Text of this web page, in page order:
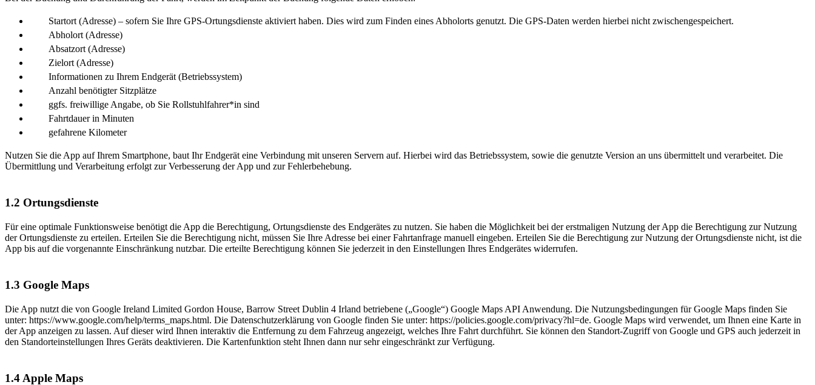
Startort (Adresse) – sofern Sie Ihre GPS-Ortungsdienste aktiviert haben. Dies wird zum Finden eines Abholorts genutzt. Die GPS-Daten werden hierbei nicht zwischengespeichert.
Abholort (Adresse)
Absatzort (Adresse)
Zielort (Adresse)
Informationen zu Ihrem Endgerät (Betriebssystem)
Anzahl benötigter Sitzplätze
ggfs. freiwillige Angabe, ob Sie Rollstuhlfahrer*in sind
Fahrtdauer in Minuten
gefahrene Kilometer
Nutzen Sie die App auf Ihrem Smartphone, baut Ihr Endgerät eine Verbindung mit unseren Servern auf. Hierbei wird das Betriebssystem, sowie die genutzte Version an uns übermittelt und verarbeitet. Die
Übermittlung und Verarbeitung erfolgt zur Verbesserung der App und zur Fehlerbehebung.
1.2 Ortungsdienste
Für eine optimale Funktionsweise benötigt die App die Berechtigung, Ortungsdienste des Endgerätes zu nutzen. Sie haben die Möglichkeit bei der erstmaligen Nutzung der App die Berechtigung zur Nutzung
der Ortungsdienste zu erteilen. Erteilen Sie die Berechtigung nicht, müssen Sie Ihre Adresse bei einer Fahrtanfrage manuell eingeben. Erteilen Sie die Berechtigung zur Nutzung der Ortungsdienste nicht, ist die
App bis auf die vorgenannte Einschränkung nutzbar. Die erteilte Berechtigung können Sie jederzeit in den Einstellungen Ihres Endgerätes widerrufen.
1.3 Google Maps
Die App nutzt die von Google Ireland Limited Gordon House, Barrow Street Dublin 4 Irland betriebene („Google“) Google Maps API Anwendung. Die Nutzungsbedingungen für Google Maps finden Sie
unter: https://www.google.com/help/terms_maps.html. Die Datenschutzerklärung von Google finden Sie unter: https://policies.google.com/privacy?hl=de. Google Maps wird verwendet, um Ihnen eine Karte in
der App anzeigen zu lassen. Auf dieser wird Ihnen interaktiv die Entfernung zu dem Fahrzeug angezeigt, welches Ihre Fahrt durchführt. Sie können den Standort-Zugriff von Google und GPS auch jederzeit in
den Standorteinstellungen Ihres Geräts deaktivieren. Die Kartenfunktion steht Ihnen dann nur sehr eingeschränkt zur Verfügung.
1.4 Apple Maps